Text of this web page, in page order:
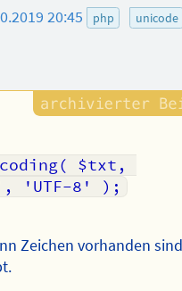
20:45 php
unicode
$txt,
'UTF-8' );
Zeichen vorhanden